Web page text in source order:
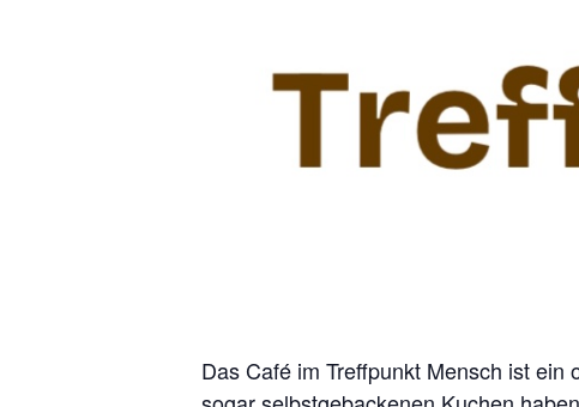
Das Café im Treffpunkt Mensch ist